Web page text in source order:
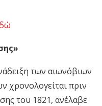
των αιωνόβιων
χρονολογείται πριν
του 1821, ανέλαβε